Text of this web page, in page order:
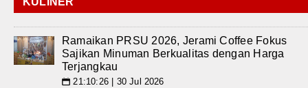
Ramaikan PRSU 2026, Jerami Coffee Fokus
Sajikan Minuman Berkualitas dengan Harga
Terjangkau
📅 21:10:26 | 30 Jul 2026